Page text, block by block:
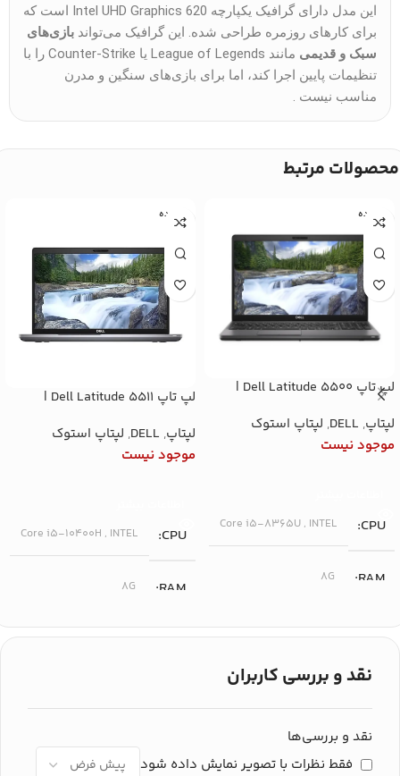
این مدل دارای گرافیک یکپارچه Intel UHD Graphics 620 است که
برای کارهای روزمره طراحی شده. این گرافیک می‌تواند بازی‌های
سبک و قدیمی
مانند League of Legends یا Counter-Strike را با
تنظیمات پایین اجرا کند، اما برای بازی‌های سنگین و مدرن
مناسب نیست .
محصولات مرتبط
کارکرده
لپ تاپ Dell Latitude 5500 |
(4 هسته) | رم 8 گیگ DDR4 |
لپتاپ,
DELL
, لپتاپ استوک
موجود نیست
CPU
Core i5-8365U , INTEL
RAM
8G
SSD
256G
GPU
Intel UHD 620
DISPLAY 15.6 اینچ
کارکرده
لپ تاپ Dell Latitude 5511 |
| رم 8 گیگ DDR4 | SSD 256
لپتاپ,
DELL
, لپتاپ استوک
موجود نیست
CPU
Core i5-10400H , INTEL
RAM
8G
SSD
256G
DISPLAY 15.6 اینچ
نقد و بررسی کاربران
نقد و بررسی‌ها
فقط نظرات با تصویر نمایش داده شود